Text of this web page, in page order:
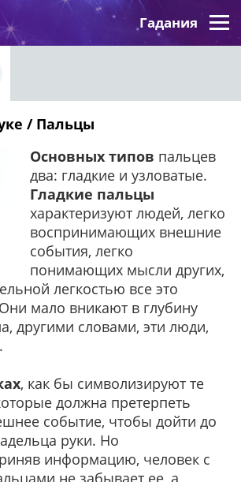
Гадания
/ Пальцы
Основных типов пальцев
два: гладкие и узловатые.
Гладкие пальцы
характеризуют людей, легко
воспринимающих внешние
события, легко
понимающих мысли других,
легкостью все это
мало вникают в глубину
другими словами, эти люди,
, как бы символизируют те
должна претерпеть
событие, чтобы дойти до
руки. Но
информацию, человек с
не забывает ее, а,